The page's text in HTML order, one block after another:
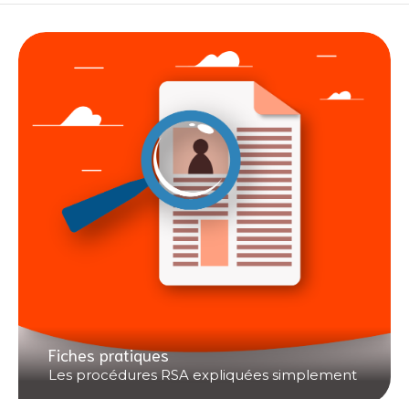
Fiches pratiques
Les procédures RSA expliquées simplement